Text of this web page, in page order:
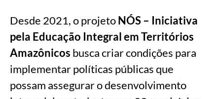
Desde 2021, o projetoNÓS – Iniciativa
pela Educação Integral em Territórios
Amazônicos busca criar condições para
implementar políticas públicas que
possam assegurar o desenvolvimento